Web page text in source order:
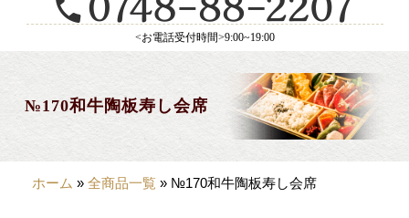
<お電話受付時間>9:00~19:00
№170和牛陶板寿し会席
会議・セミナー弁当
製薬会社様向け
観光・行楽
ホーム »全商品一覧 » №170和牛陶板寿し会席